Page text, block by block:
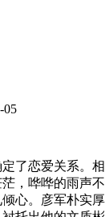
05
了恋爱关系。
，哗哗的雨声
心。彦军朴实